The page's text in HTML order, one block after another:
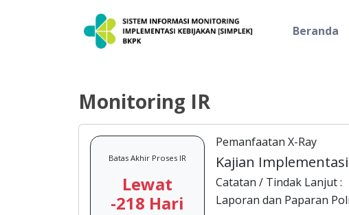
Beranda
Monitoring IR
Batas Akhir Proses IR
Lewat
-218 Hari
Pemanfaatan X-Ray
Kajian
Catatan / Tindak Lanjut :
Laporan dan Paparan